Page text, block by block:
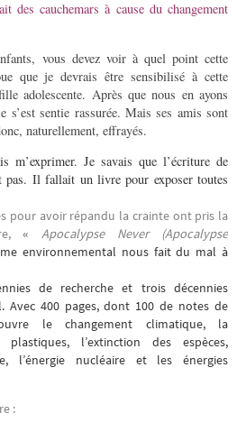
des cauchemars à cause du changement
vous devez voir à quel point cette
que je devrais être sensibilisé à cette
adolescente. Après que nous en ayons
s’est sentie rassurée. Mais ses amis sont
naturellement, effrayés.
m’exprimer. Je savais que l’écriture de
pas. Il fallait un livre pour exposer toutes
pour avoir répandu la crainte ont pris la
«
Apocalypse Never (Apocalypse
environnemental nous fait du mal à
de recherche et trois décennies
Avec 400 pages, dont 100 de notes de
le changement climatique, la
l’extinction des espèces,
l’énergie nucléaire et les énergies
: